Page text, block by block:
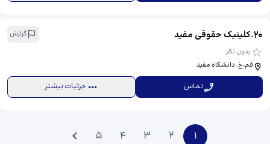
20
.کلینیک حقوقی مفید
گزارش
بدون نظر
قم،خ. دانشگاه مفید
تماس جزئیات بیشتر
1
2
3
4
5